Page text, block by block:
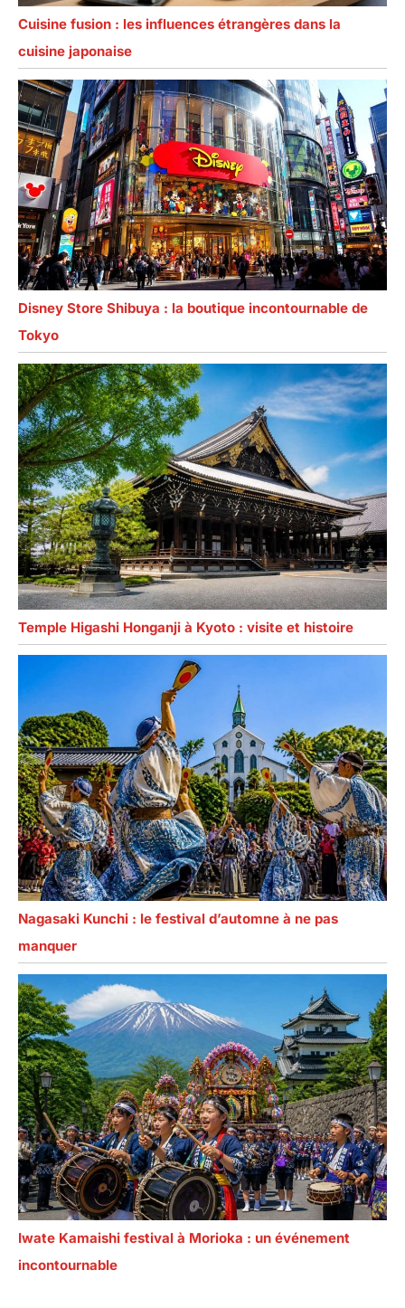
Cuisine fusion : les influences étrangères dans la
cuisine japonaise
Disney Store Shibuya : la boutique incontournable de
Tokyo
Temple Higashi Honganji à Kyoto : visite et histoire
Nagasaki Kunchi : le festival d’automne à ne pas
manquer
Iwate Kamaishi festival à Morioka : un événement
incontournable